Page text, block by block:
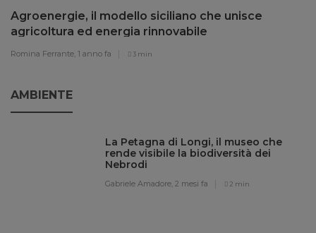
Agroenergie, il modello siciliano che unisce
agricoltura ed energia rinnovabile
Romina Ferrante, 1 anno fa 3 min
AMBIENTE
La Petagna di Longi, il museo che
rende visibile la biodiversità dei
Nebrodi
Gabriele Amadore,2 mesi fa 2 min